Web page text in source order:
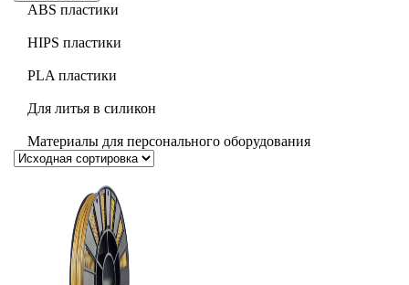
ABS пластики
HIPS пластики
PLA пластики
Для литья в силикон
Материалы для персонального оборудования